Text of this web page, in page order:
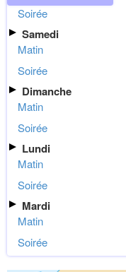
Soirée
Samedi
Matin
Soirée
Dimanche
Matin
Soirée
Lundi
Matin
Soirée
Mardi
Matin
Soirée